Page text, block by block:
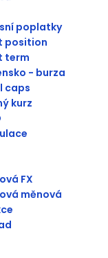
poplatky
position
term
- burza
caps
kurz
FX
měnová